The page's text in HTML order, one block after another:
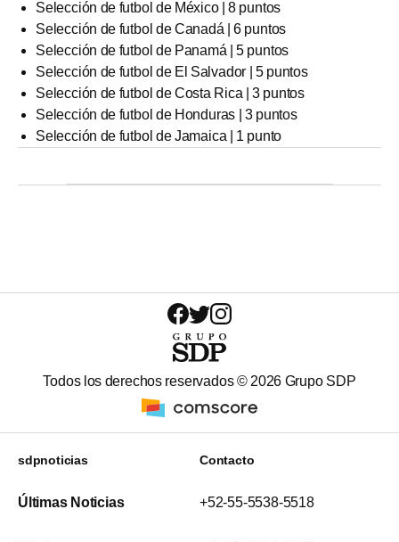
Selección de futbol de México | 8 puntos
Selección de futbol de Canadá | 6 puntos
Selección de futbol de Panamá | 5 puntos
Selección de futbol de El Salvador | 5 puntos
Selección de futbol de Costa Rica | 3 puntos
Selección de futbol de Honduras | 3 puntos
Selección de futbol de Jamaica | 1 punto
Todos los derechos reservados © 2026 Grupo SDP
sdpnoticias
Últimas Noticias
Contacto
+52-55-5538-5518